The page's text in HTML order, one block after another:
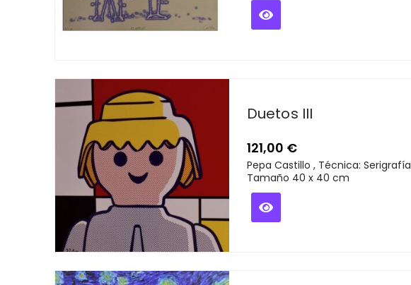
Duetos III
121,00 €
Pepa Castillo , Técnica: Serigrafía
Tamaño 40 x 40 cm